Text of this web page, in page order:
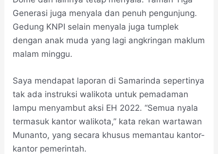
Generasi juga menyala dan penuh pengunjung.
Gedung KNPI selain menyala juga tumplek
dengan anak muda yang lagi angkringan maklum
malam minggu.
Saya mendapat laporan di Samarinda sepertinya
tak ada instruksi walikota untuk pemadaman
lampu menyambut aksi EH 2022. “Semua nyala
termasuk kantor walikota,” kata rekan wartawan
Munanto, yang secara khusus memantau kantor-
kantor pemerintah.